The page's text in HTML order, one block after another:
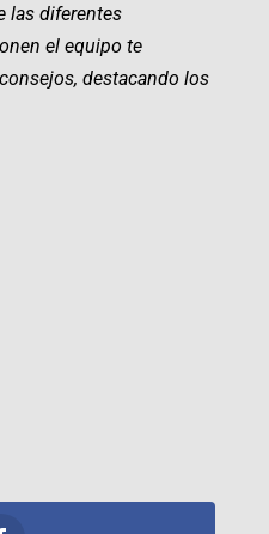
las diferentes
el equipo te
destacando los